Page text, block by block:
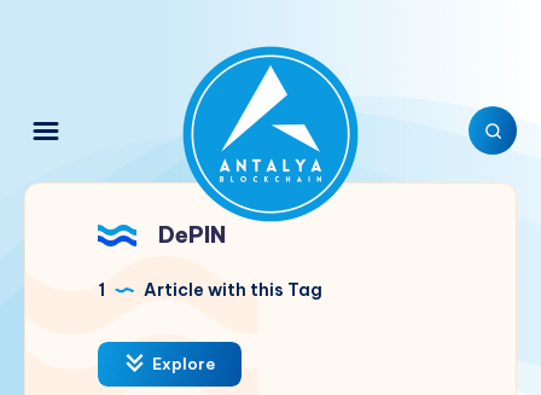
DePIN
1 Article with this Tag
Explore